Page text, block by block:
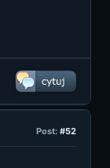
Post: #52